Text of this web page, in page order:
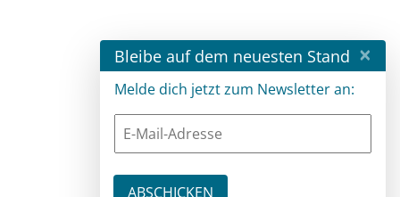
Bleibe auf dem neuesten Stand ×
Melde dich jetzt zum Newsletter an: